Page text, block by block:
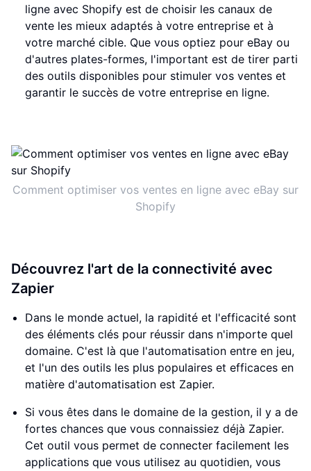
ligne avec Shopify est de choisir les canaux de
vente les mieux adaptés à votre entreprise et à
votre marché cible. Que vous optiez pour eBay ou
d'autres plates-formes, l'important est de tirer parti
des outils disponibles pour stimuler vos ventes et
garantir le succès de votre entreprise en ligne.
Comment optimiser vos ventes en ligne avec eBay sur
Shopify
Découvrez l'art de la connectivité avec
Zapier
Dans le monde actuel, la rapidité et l'efficacité sont
des éléments clés pour réussir dans n'importe quel
domaine. C'est là que l'automatisation entre en jeu,
et l'un des outils les plus populaires et efficaces en
matière d'automatisation est Zapier.
Si vous êtes dans le domaine de la gestion, il y a de
fortes chances que vous connaissiez déjà Zapier.
Cet outil vous permet de connecter facilement les
applications que vous utilisez au quotidien, vous